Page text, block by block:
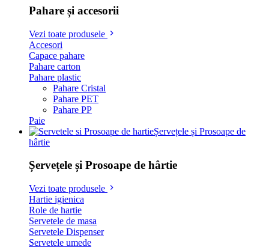
Pahare și accesorii
Vezi toate produsele
Accesori
Capace pahare
Pahare carton
Pahare plastic
Pahare Cristal
Pahare PET
Pahare PP
Paie
Șervețele și Prosoape de
hârtie
Șervețele și Prosoape de hârtie
Vezi toate produsele
Hartie igienica
Role de hartie
Servetele de masa
Servetele Dispenser
Servetele umede